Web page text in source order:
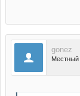
gonez
Местный